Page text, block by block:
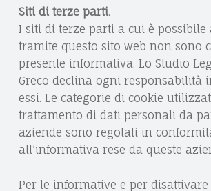
Siti di terze parti.
I siti di terze parti a cui è possibile
tramite questo sito web non sono
presente informativa. Lo Studio
Greco declina ogni responsabilità
essi. Le categorie di cookie
trattamento di dati personali da
aziende sono regolati in
all’informativa rese da queste
Per le informative e per disattivare